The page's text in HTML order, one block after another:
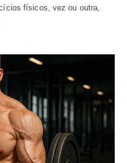
físicos, vez ou outra,